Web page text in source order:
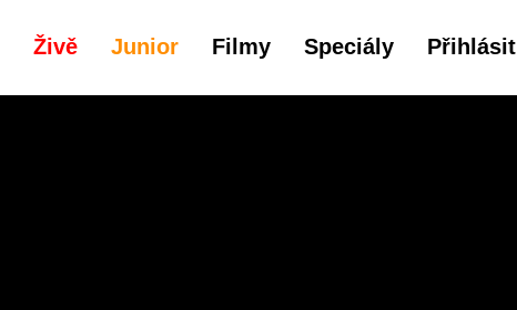
Živě Junior Filmy Speciály Přihlásit